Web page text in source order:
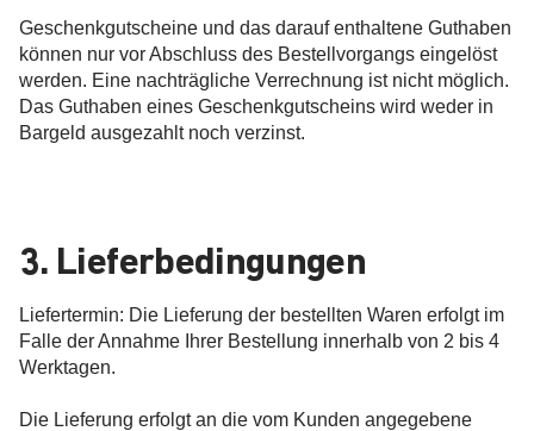
Geschenkgutscheine und das darauf enthaltene Guthaben
können nur vor Abschluss des Bestellvorgangs eingelöst
werden. Eine nachträgliche Verrechnung ist nicht möglich.
Das Guthaben eines Geschenkgutscheins wird weder in
Bargeld ausgezahlt noch verzinst.
3. Lieferbedingungen
Liefertermin: Die Lieferung der bestellten Waren erfolgt im
Falle der Annahme Ihrer Bestellung innerhalb von 2 bis 4
Werktagen.
Die Lieferung erfolgt an die vom Kunden angegebene